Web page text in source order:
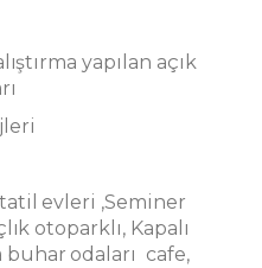
yapılan açık
evleri ,Seminer
otoparklı, Kapalı
odaları cafe,